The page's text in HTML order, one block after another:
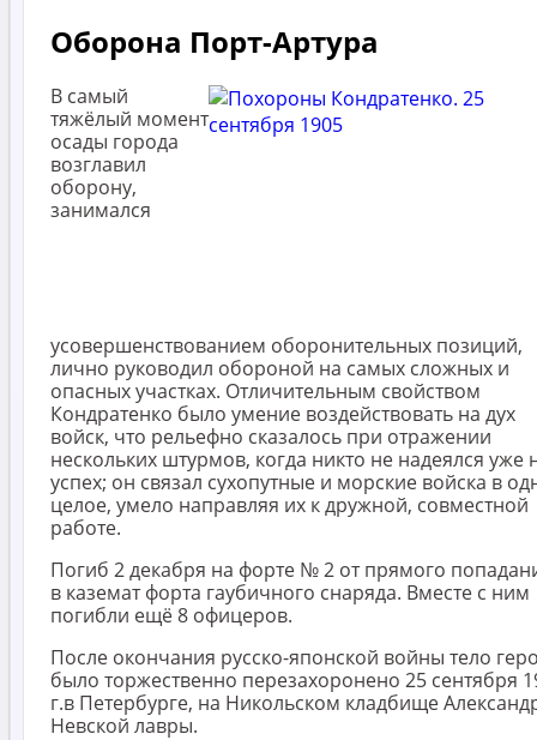
Оборона Порт-Артура
В самый
тяжёлый момент
осады города
возглавил
оборону,
занимался
усовершенствованием оборонительных позиций,
лично руководил обороной на самых сложных и
опасных участках. Отличительным свойством
Кондратенко было умение воздействовать на дух
войск, что рельефно сказалось при отражении
нескольких штурмов, когда никто не надеялся уже
успех; он связал сухопутные и морские войска в
целое, умело направляя их к дружной, совместной
работе.
Погиб 2 декабря на форте № 2 от прямого
в каземат форта гаубичного снаряда. Вместе с ним
погибли ещё 8 офицеров.
После окончания русско-японской войны тело
было торжественно перезахоронено 25 сентября
г.в Петербурге, на Никольском кладбище
Невской лавры.